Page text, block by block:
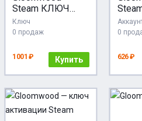
Steam КЛЮЧ
GLOBAL
Ключ
0 продаж
1001 ₽ Купить
0
626 ₽